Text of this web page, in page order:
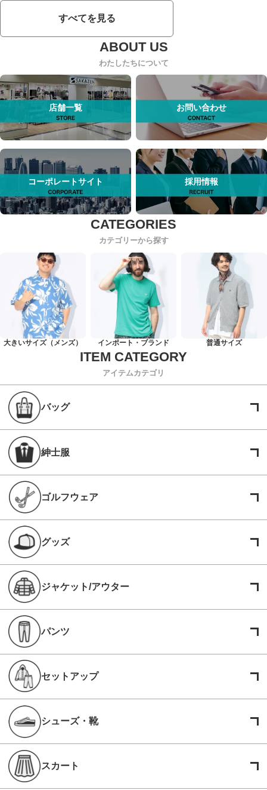
すべてを見る
わたしたちについて
店舗一覧 お問い合わせ
コーポレートサイト 採用情報
カテゴリーから探す
大きいサイズ（メンズ） インポート・ブランド 普通サイズ
アイテムカテゴリ
バッグ
紳士服
ゴルフウェア
グッズ
ジャケット/アウター
パンツ
セットアップ
シューズ・靴
スカート